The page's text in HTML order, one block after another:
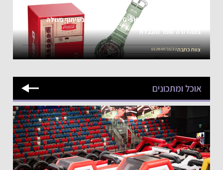
אייקון פוגש אייקון G-SHOCK :וקוקה קולה בשיתוף פעולה
במהדורה סופר מוגבלת
צוות כתבה07/11/22 11:26
אוכל ומתכונים